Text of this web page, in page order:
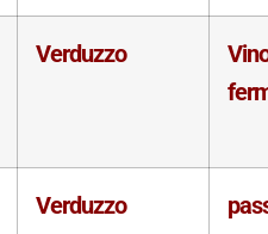
Verduzzo
Verduzzo